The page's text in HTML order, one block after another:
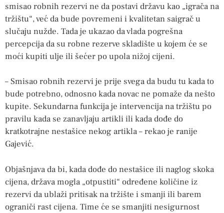
smisao robnih rezervi ne da postavi državu kao „igrača na
tržištu“, već da bude povremeni i kvalitetan saigrač u
slučaju nužde. Tada je ukazao da vlada pogrešna
percepcija da su robne rezerve skladište u kojem će se
moći kupiti ulje ili šećer po upola nižoj cijeni.
– Smisao robnih rezervi je prije svega da budu tu kada to
bude potrebno, odnosno kada novac ne pomaže da nešto
kupite. Sekundarna funkcija je intervencija na tržištu po
pravilu kada se zanavljaju artikli ili kada dođe do
kratkotrajne nestašice nekog artikla – rekao je ranije
Gajević.
Objašnjava da bi, kada dođe do nestašice ili naglog skoka
cijena, država mogla „otpustiti“ određene količine iz
rezervi da ublaži pritisak na tržište i smanji ili barem
ograniči rast cijena. Time će se smanjiti nesigurnost